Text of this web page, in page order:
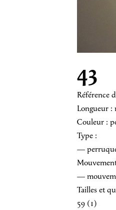
43
Référence
Longueur :
Couleur :
Type :
—
—
Tailles et
59 (1)